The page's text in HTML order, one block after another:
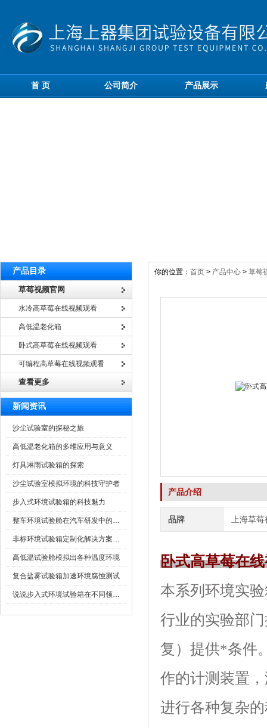
首 页 公司简介 产品展示
产品目录
草莓视频官网
水冷高草莓在线视频观看
高低温老化箱
卧式高草莓在线视频观看
可编程高草莓在线视频观看
查看更多
新闻资讯
沙尘试验室的探秘之旅
高低温老化箱的多维应用与意义
灯具淋雨试验箱的探索
沙尘试验室模拟环境的科技守护者
步入式环境试验箱的科技魅力
整车环境试验舱在汽车研发中的作用
非标环境试验箱定制化解决方案在可靠性测试中的重要性
高低温试验舱模拟出各种温度环境
复合盐雾试验箱加速环境腐蚀测试
说说步入式环境试验箱在不同领域的应用
你的位置： 首页 > 产品中心 > 草莓
产品介绍
品牌 上海草
卧式高草莓在
本系列环境实验
行业的实验部门
复）提供*条件
作的计测装置
进行各种复杂的程